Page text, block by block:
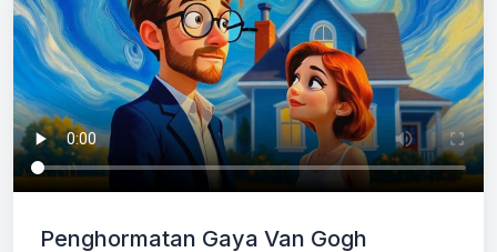
Penghormatan Gaya Van Gogh